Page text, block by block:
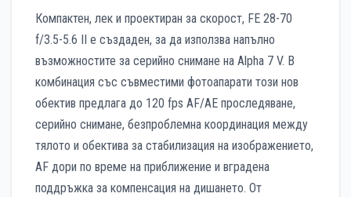
Компактен, лек и проектиран за скорост, FE 28-70
f/3.5-5.6 II е създаден, за да използва напълно
възможностите за серийно снимане на Alpha 7 V. В
комбинация със съвместими фотоапарати този нов
обектив предлага до 120 fps AF/AE проследяване,
серийно снимане, безпроблемна координация между
тялото и обектива за стабилизация на изображението,
AF дори по време на приближение и вградена
поддръжка за компенсация на дишането. От